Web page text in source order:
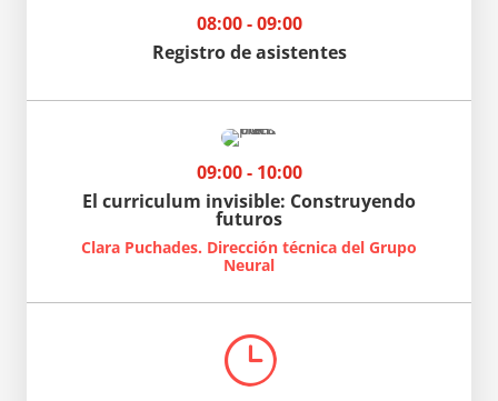
08:00 - 09:00
Registro de asistentes
09:00 - 10:00
El curriculum invisible: Construyendo
futuros
Clara Puchades. Dirección técnica del Grupo
Neural
}